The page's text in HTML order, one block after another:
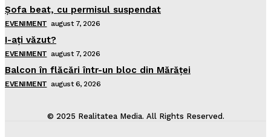
Şofa beat, cu permisul suspendat
EVENIMENT august 7, 2026
I-aţi văzut?
EVENIMENT august 7, 2026
Balcon în flăcări într-un bloc din Mărăţei
EVENIMENT august 6, 2026
© 2025 Realitatea Media. All Rights Reserved.